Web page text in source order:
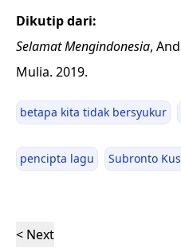
Dikutip dari:
Selamat Mengindonesia,
Mulia. 2019.
betapa kita tidak bersyukur
pencipta lagu Subronto
< Next